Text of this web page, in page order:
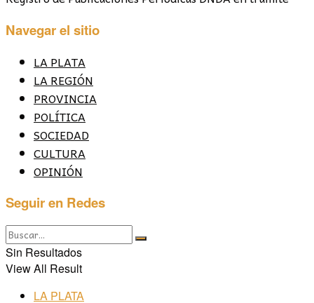
Navegar el sitio
LA PLATA
LA REGIÓN
PROVINCIA
POLÍTICA
SOCIEDAD
CULTURA
OPINIÓN
Seguir en Redes
Sin Resultados
View All Result
LA PLATA